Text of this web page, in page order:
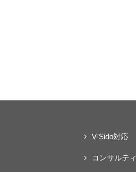
V-Sido対応
コンサルテ